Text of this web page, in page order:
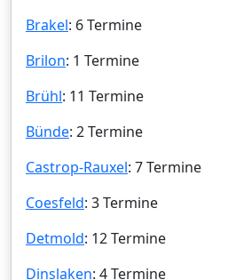
Brakel: 6 Termine
Brilon: 1 Termine
Brühl: 11 Termine
Bünde: 2 Termine
Castrop-Rauxel: 7 Termine
Coesfeld: 3 Termine
Detmold: 12 Termine
Dinslaken: 4 Termine